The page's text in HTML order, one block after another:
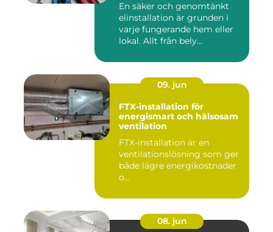
En säker och genomtänkt
elinstallation är grunden i
varje fungerande hem eller
lokal. Allt från bely...
09. jun
FTX-installation för
energismart och hälsosam
ventilation
FTX-installation är en
ventilationslösning som ger
både lägre energikostnader
o...
08. jun